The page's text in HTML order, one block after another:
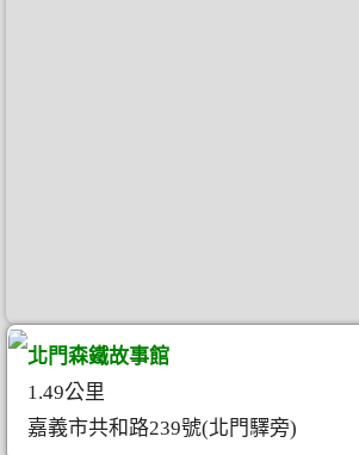
北門森鐵故事館
1.49公里
嘉義市共和路239號(北門驛旁)